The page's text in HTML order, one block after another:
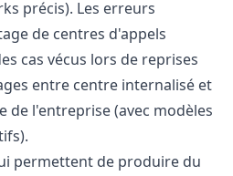
précis). Les erreurs
de centres d'appels
cas vécus lors de reprises
entre centre internalisé et
de l'entreprise (avec modèles
permettent de produire du